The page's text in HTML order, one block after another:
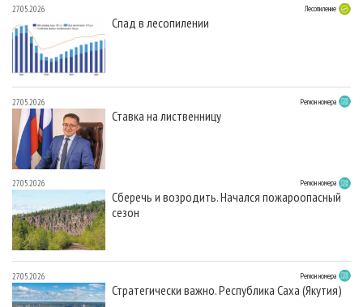
27.05.2026 Лесопиление
Спад в лесопилении
27.05.2026 Регион номера
Ставка на лиственницу
27.05.2026 Регион номера
Сберечь и возродить. Начался пожароопасный
сезон
27.05.2026 Регион номера
Стратегически важно. Республика Саха (Якутия)